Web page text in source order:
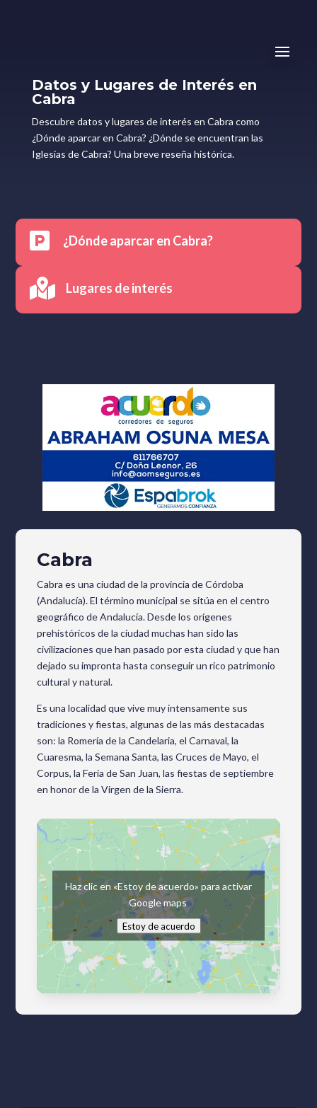
Datos y Lugares de Interés en
Cabra
Descubre datos y lugares de interés en Cabra como
¿Dónde aparcar en Cabra? ¿Dónde se encuentran las
Iglesias de Cabra? Una breve reseña histórica.
 ¿Dónde aparcar en Cabra?
 Lugares de interés
Cabra
Cabra es una ciudad de la provincia de Córdoba
(Andalucía). El término municipal se sitúa en el centro
geográfico de Andalucía. Desde los orígenes
prehistóricos de la ciudad muchas han sido las
civilizaciones que han pasado por esta ciudad y que han
dejado su impronta hasta conseguir un rico patrimonio
cultural y natural.
Es una localidad que vive muy intensamente sus
tradiciones y fiestas, algunas de las más destacadas
son: la Romería de la Candelaria, el Carnaval, la
Cuaresma, la Semana Santa, las Cruces de Mayo, el
Corpus, la Feria de San Juan, las fiestas de septiembre
en honor de la Virgen de la Sierra.
Haz clic en «Estoy de acuerdo» para activar
Google maps
Estoy de acuerdo